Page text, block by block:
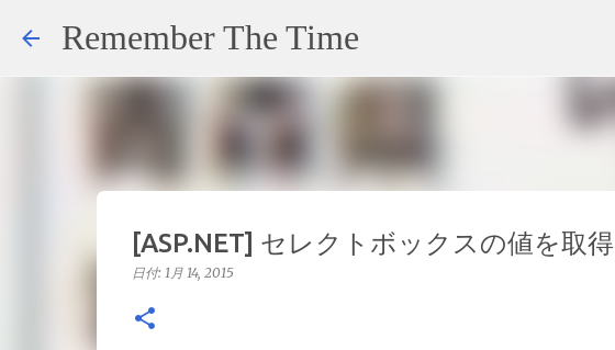
Remember The Time
[ASP.NET] セレクトボックスの値を取得
日付: 1月 14, 2015